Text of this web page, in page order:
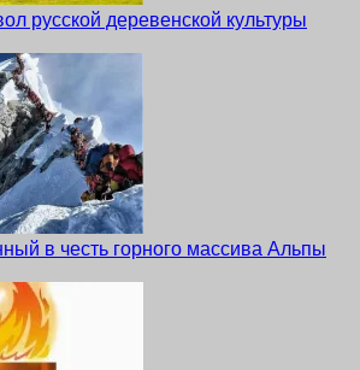
русской деревенской культуры
в честь горного массива Альпы